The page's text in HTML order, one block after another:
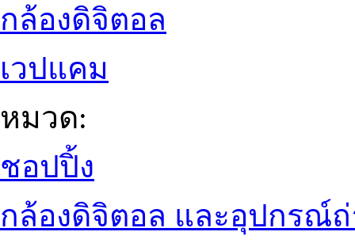
กล้องดิจิตอล
เวปแคม
หมวด:
ชอปปิ้ง
กล้องดิจิตอล และอุปกรณ์